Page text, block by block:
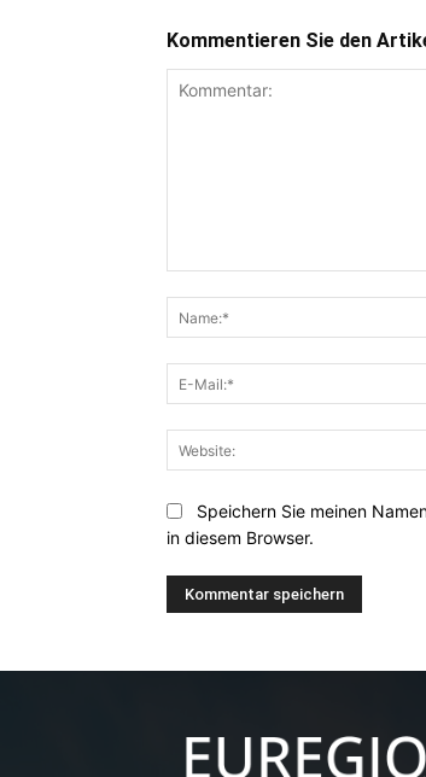
Kommentieren Sie den
Speichern Sie meinen
in diesem Browser.